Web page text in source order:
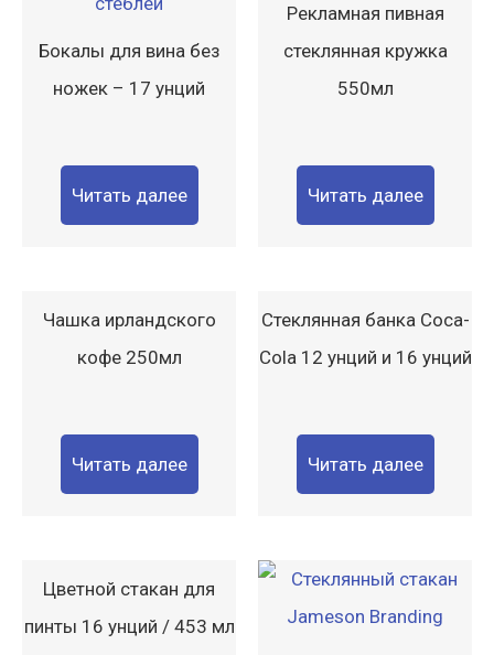
Бокалы для вина без
ножек – 17 унций
Читать далее
Рекламная пивная
стеклянная кружка
550мл
Читать далее
Чашка ирландского
кофе 250мл
Читать далее
Стеклянная банка Coca-
Cola 12 унций и 16 унций
Читать далее
Цветной стакан для
пинты 16 унций / 453 мл